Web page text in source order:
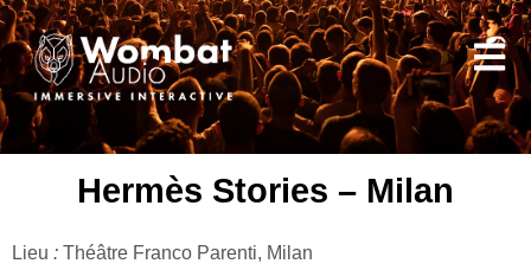
Hermès Stories – Milan
Lieu : Théâtre Franco Parenti, Milan